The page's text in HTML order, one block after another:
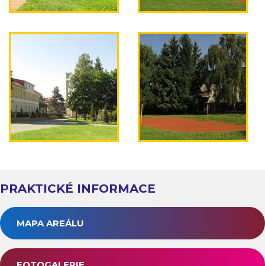
PRAKTICKÉ INFORMACE
MAPA AREÁLU